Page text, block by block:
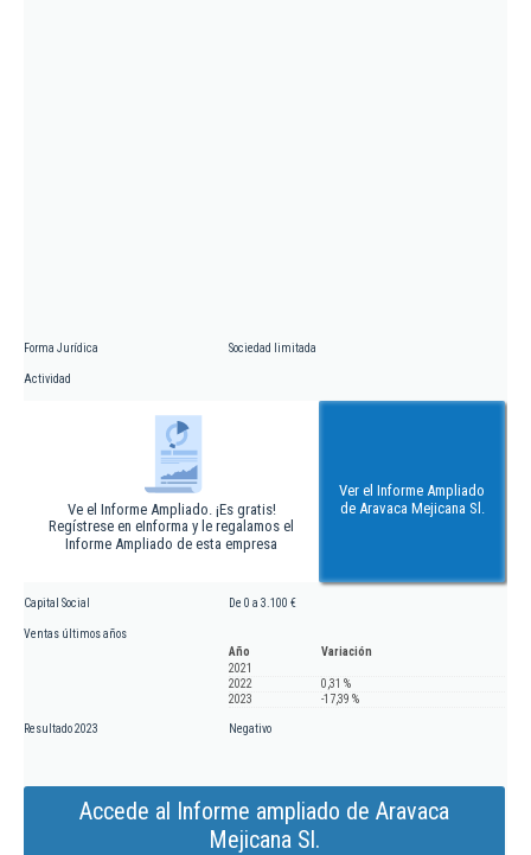
Forma Jurídica Sociedad limitada
Actividad
Ve el Informe Ampliado. ¡Es gratis!
Regístrese en eInforma y le regalamos el
Informe Ampliado de esta empresa
Ver el Informe Ampliado
de Aravaca Mejicana Sl.
Capital Social De 0 a 3.100 €
Ventas últimos años
Año
Variación
2021
2022
0,31 %
2023
-17,39 %
Resultado 2023 Negativo
Accede al Informe ampliado de Aravaca
Mejicana Sl.